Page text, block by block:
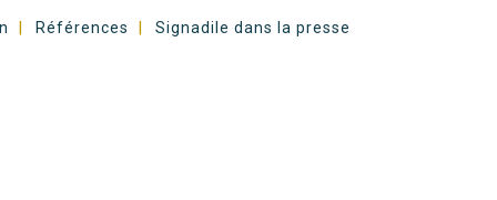
Références Signadile dans la presse